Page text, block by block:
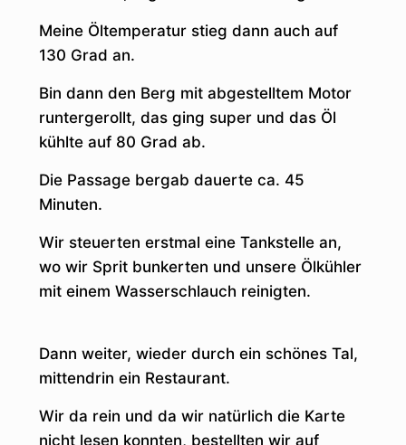
Meine Öltemperatur stieg dann auch auf
130 Grad an.
Bin dann den Berg mit abgestelltem Motor
runtergerollt, das ging super und das Öl
kühlte auf 80 Grad ab.
Die Passage bergab dauerte ca. 45
Minuten.
Wir steuerten erstmal eine Tankstelle an,
wo wir Sprit bunkerten und unsere Ölkühler
mit einem Wasserschlauch reinigten.
Dann weiter, wieder durch ein schönes Tal,
mittendrin ein Restaurant.
Wir da rein und da wir natürlich die Karte
nicht lesen konnten, bestellten wir auf